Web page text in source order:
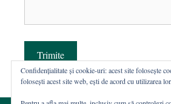
Trimite
Confidențialitate și cookie-uri: acest site folosește
folosești acest site web, ești de acord cu utilizarea lor.